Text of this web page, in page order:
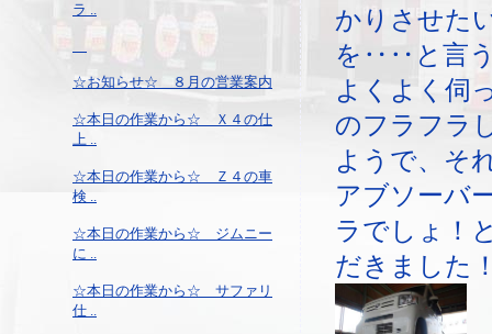
ラ ..
☆お知らせ☆ ８月の営業案内
☆本日の作業から☆ Ｘ４の仕
上 ..
☆本日の作業から☆ Ｚ４の車
検 ..
☆本日の作業から☆ ジムニー
に ..
☆本日の作業から☆ サファリ
仕 ..
かりさせた
を‥‥と言
よくよく伺
のフラフラ
ようで、そ
アブソーバ
ラでしょ！
だきました